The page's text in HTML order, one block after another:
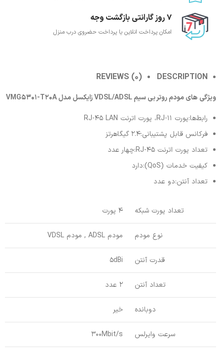
7 روز گارانتی بازگشت وجه
امکان پرداخت انلاین یا پرداخت حضروی درب منزل
DESCRIPTION
REVIEWS (0)
ویژگی های مودم روتر بی سیم VDSL/ADSL زایکسل مدل VMG5301-T20A
رابط‌‌ها:پورت RJ-11، پورت اترنت RJ-45 LAN
فرکانس قابل پشتیبانی:2.4 گیگاهرتز
تعداد پورت اترنت RJ-45:چهار عدد
کیفیت خدمات (QoS):دارد
تعداد آنتن:دو عدد
تعداد پورت شبکه 4 پورت
نوع مودم مودم ADSL , مودم VDSL
قدرت آنتن 5dBi
تعداد آنتن 2 عدد
دوبانده خیر
سرعت وایرلس 300Mbit/s